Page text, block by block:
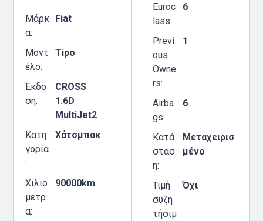
Συμβουλές
ΚΤΕΟ
Οδική βοήθεια
eDRIVE
Μάρκ
α
Fiat
Μοντ
έλο
Tipo
Έκδο
ση
CROSS
1.6D
MultiJet2
Κατη
γορία
Χάτσμπακ
Χιλιό
μετρ
α
90000km
Euroc
lass
6
Previ
ous
Owne
rs
1
Airba
gs
6
Κατά
στασ
η
Μεταχειρισ
μένο
Τιμή
συζη
τήσιμ
Όχι